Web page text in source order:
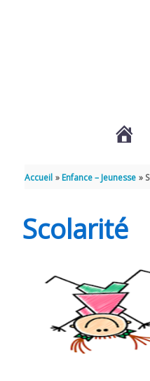
Accueil Enfance – Jeunesse
Scolarité